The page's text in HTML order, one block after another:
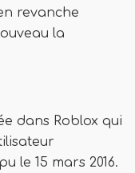
revanche
la
dans Roblox qui
le 15 mars 2016.